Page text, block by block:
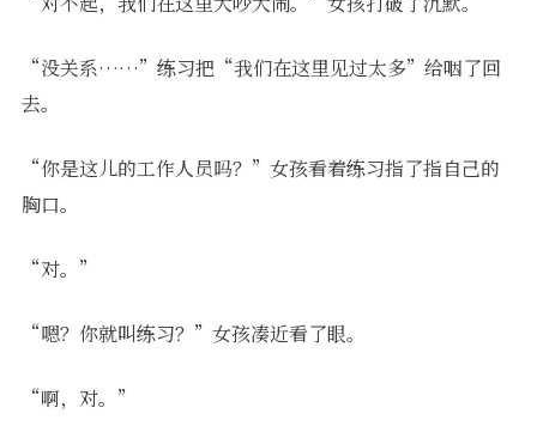
“没关系……”练习把“我们在这里见过太多”给咽了回
去。
“你是这儿的工作人员吗？”女孩看着练习指了指自己的
胸口。
“对。”
“嗯？你就叫练习？”女孩凑近看了眼。
“啊，对。”